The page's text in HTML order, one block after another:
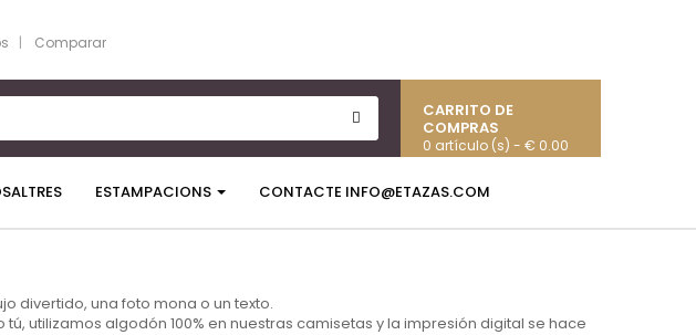
Comparar
CARRITO DE
COMPRAS
0 artículo (s) - € 0.00
ESTAMPACIONS CONTACTE INFO@ETAZAS.COM
divertido, una foto mona o un texto.
utilizamos algodón 100% en nuestras camisetas y la impresión digital se hace